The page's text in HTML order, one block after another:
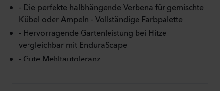
- Die perfekte halbhängende Verbena für gemischte
Kübel oder Ampeln - Vollständige Farbpalette
- Hervorragende Gartenleistung bei Hitze
vergleichbar mit EnduraScape
- Gute Mehltautoleranz